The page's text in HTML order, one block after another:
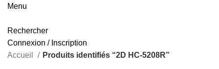
Menu
Rechercher
Connexion / Inscription
Accueil
Produits identifiés “2D HC-5208R”